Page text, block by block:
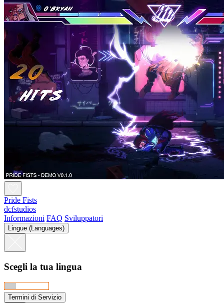
Pride Fists
dcfstudios
Informazioni FAQ Sviluppatori
Lingue (Languages)
Scegli la tua lingua
Termini di Servizio